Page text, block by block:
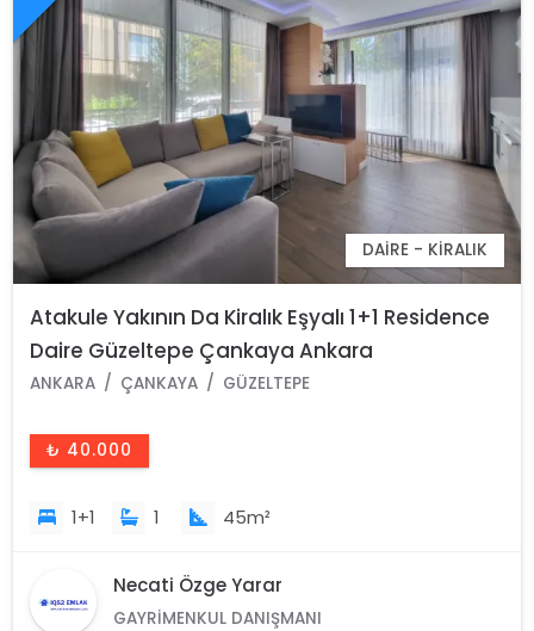
DAIRE - KIRALIK
Atakule Yakının Da Kiralık Eşyalı 1+1 Residence
Daire Güzeltepe Çankaya Ankara
ANKARA ÇANKAYA GÜZELTEPE
₺ 40.000
1+1 1 45m²
Necati Özge Yarar
GAYRIMENKUL DANIŞMANI